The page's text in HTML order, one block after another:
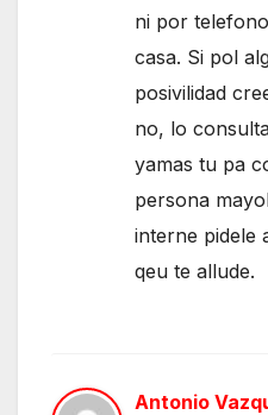
ni por
casa. Si pol
posivilidad
no, lo
yamas tu pa
persona
interne pidele
qeu te allude.
Antonio